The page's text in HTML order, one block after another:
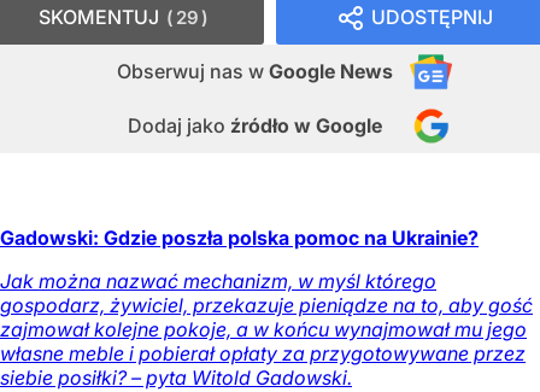
UDOSTĘPNIJ
Obserwuj nas w Google News
Dodaj jako źródło w Google
SKOMENTUJ 29
Gadowski: Gdzie poszła polska pomoc na Ukrainie?
Jak można nazwać mechanizm, w myśl którego
gospodarz, żywiciel, przekazuje pieniądze na to, aby gość
zajmował kolejne pokoje, a w końcu wynajmował mu jego
własne meble i pobierał opłaty za przygotowywane przez
siebie posiłki? – pyta Witold Gadowski.